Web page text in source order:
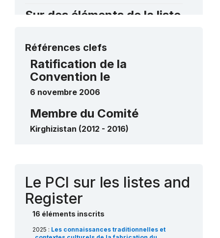
Sur des éléments de la liste
L’ala-kiyiz et le chirdak, l’art du tapis
traditionnel kirghiz en feutre
2012
____
Références clefs
Ratification de la
Convention le
6 novembre 2006
Membre du Comité
Kirghizistan (2012 - 2016)
Le PCI sur les listes and
Register
16 éléments inscrits
2025 : Les connaissances traditionnelles et